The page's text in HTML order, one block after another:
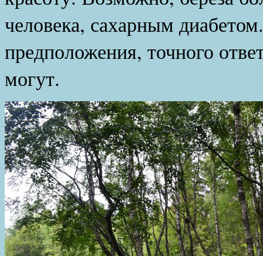
человека, сахарным
предположения, точного
могут.